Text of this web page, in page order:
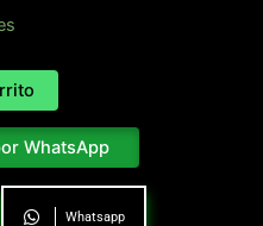
$ 21.000.
WhatsApp
Whatsapp